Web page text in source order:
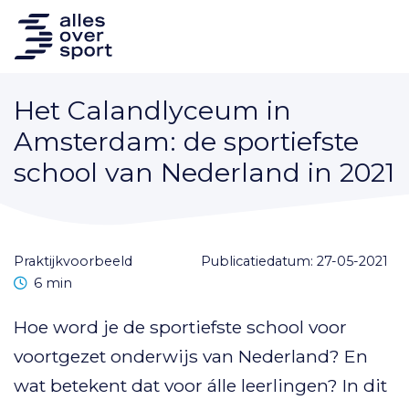
Het Calandlyceum in
Amsterdam: de sportiefste
school van Nederland in 2021
praktijkvoorbeeld
Publicatiedatum: 27-05-2021
Leestijd
6 min
Hoe word je de sportiefste school voor
voortgezet onderwijs van Nederland? En
wat betekent dat voor álle leerlingen? In dit